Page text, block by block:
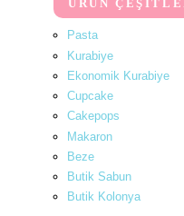
ÜRÜN
Pasta
Kurabiye
Ekonomik Kurabiye
Cupcake
Cakepops
Makaron
Beze
Butik Sabun
Butik Kolonya